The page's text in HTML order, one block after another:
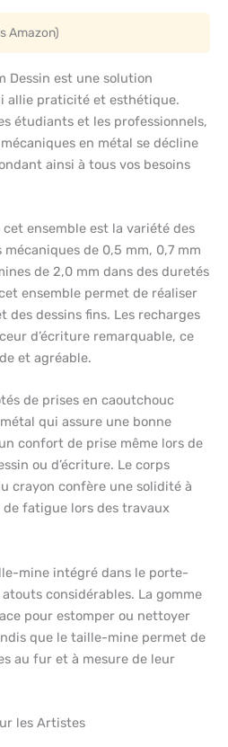
Amazon)
Dessin est une solution
allie praticité et esthétique.
étudiants et les professionnels,
en métal se décline
ainsi à tous vos besoins
ensemble est la variété des
de 0,5 mm, 0,7 mm
de 2,0 mm dans des duretés
ensemble permet de réaliser
des dessins fins. Les recharges
d’écriture remarquable, ce
et agréable.
de prises en caoutchouc
qui assure une bonne
confort de prise même lors de
ou d’écriture. Le corps
crayon confère une solidité à
de fatigue lors des travaux
mine intégré dans le porte-
considérables. La gomme
pour estomper ou nettoyer
que le taille-mine permet de
au fur et à mesure de leur
les Artistes